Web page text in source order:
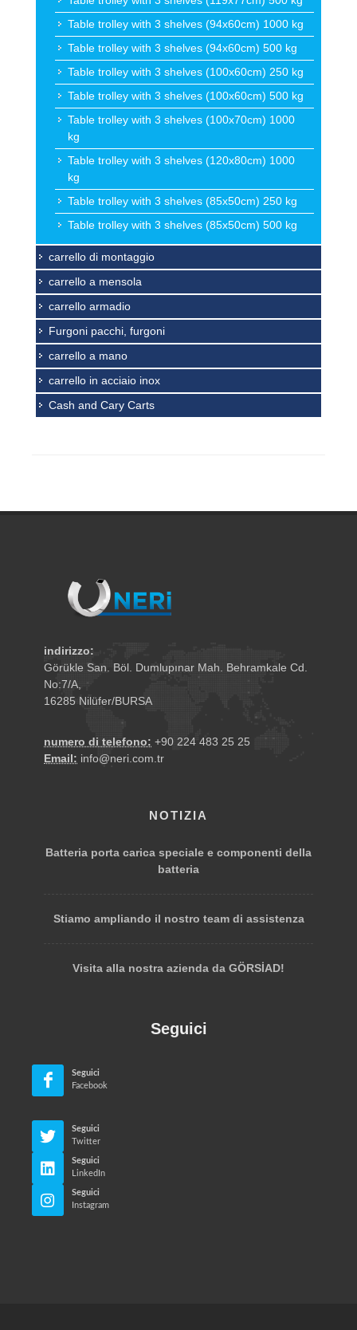
Table trolley with 3 shelves (94x60cm) 1000 kg
Table trolley with 3 shelves (94x60cm) 500 kg
Table trolley with 3 shelves (100x60cm) 250 kg
Table trolley with 3 shelves (100x60cm) 500 kg
Table trolley with 3 shelves (100x70cm) 1000
kg
Table trolley with 3 shelves (120x80cm) 1000
kg
Table trolley with 3 shelves (85x50cm) 250 kg
Table trolley with 3 shelves (85x50cm) 500 kg
carrello di montaggio
carrello a mensola
carrello armadio
Furgoni pacchi, furgoni
carrello a mano
carrello in acciaio inox
Cash and Cary Carts
indirizzo:
Görükle San. Böl. Dumlupınar Mah. Behramkale Cd.
No:7/A,
16285 Nilüfer/BURSA
numero di telefono: +90 224 483 25 25
Email: info@neri.com.tr
NOTIZIA
Batteria porta carica speciale e componenti della
batteria
Stiamo ampliando il nostro team di assistenza
Visita alla nostra azienda da GÖRSİAD!
Seguici
Seguici
Facebook
Seguici
Twitter
Seguici
LinkedIn
Seguici
Instagram